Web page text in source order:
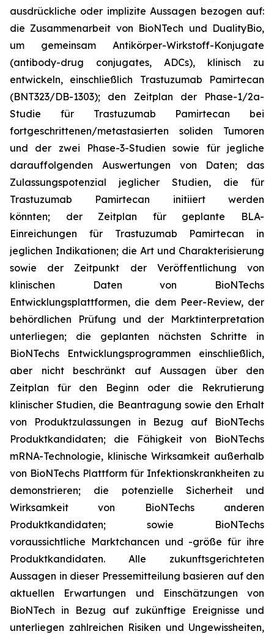
ausdrückliche oder implizite Aussagen bezogen auf:
die Zusammenarbeit von BioNTech und DualityBio,
um gemeinsam Antikörper-Wirkstoff-Konjugate
(antibody-drug conjugates, ADCs), klinisch zu
entwickeln, einschließlich Trastuzumab Pamirtecan
(BNT323/DB-1303); den Zeitplan der Phase-1/2a-
Studie für Trastuzumab Pamirtecan bei
fortgeschrittenen/metastasierten soliden Tumoren
und der zwei Phase-3-Studien sowie für jegliche
darauffolgenden Auswertungen von Daten; das
Zulassungspotenzial jeglicher Studien, die für
Trastuzumab Pamirtecan initiiert werden
könnten; der Zeitplan für geplante BLA-
Einreichungen für Trastuzumab Pamirtecan in
jeglichen Indikationen; die Art und Charakterisierung
sowie der Zeitpunkt der Veröffentlichung von
klinischen Daten von BioNTechs
Entwicklungsplattformen, die dem Peer-Review, der
behördlichen Prüfung und der Marktinterpretation
unterliegen; die geplanten nächsten Schritte in
BioNTechs Entwicklungsprogrammen einschließlich,
aber nicht beschränkt auf Aussagen über den
Zeitplan für den Beginn oder die Rekrutierung
klinischer Studien, die Beantragung sowie den Erhalt
von Produktzulassungen in Bezug auf BioNTechs
Produktkandidaten; die Fähigkeit von BioNTechs
mRNA-Technologie, klinische Wirksamkeit außerhalb
von BioNTechs Plattform für Infektionskrankheiten zu
demonstrieren; die potenzielle Sicherheit und
Wirksamkeit von BioNTechs anderen
Produktkandidaten; sowie BioNTechs
voraussichtliche Marktchancen und -größe für ihre
Produktkandidaten. Alle zukunftsgerichteten
Aussagen in dieser Pressemitteilung basieren auf den
aktuellen Erwartungen und Einschätzungen von
BioNTech in Bezug auf zukünftige Ereignisse und
unterliegen zahlreichen Risiken und Ungewissheiten,